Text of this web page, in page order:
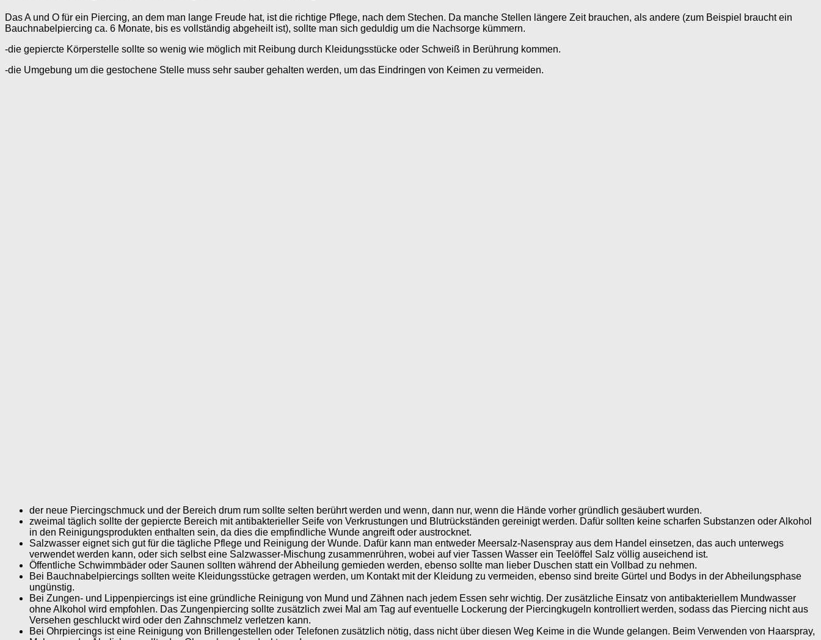
Das A und O für ein Piercing, an dem man lange Freude hat, ist die richtige Pflege, nach dem Stechen. Da manche Stellen längere Zeit brauchen, als andere (zum Beispiel braucht ein
Bauchnabelpiercing ca. 6 Monate, bis es vollständig abgeheilt ist), sollte man sich geduldig um die Nachsorge kümmern.
-die gepiercte Körperstelle sollte so wenig wie möglich mit Reibung durch Kleidungsstücke oder Schweiß in Berührung kommen.
-die Umgebung um die gestochene Stelle muss sehr sauber gehalten werden, um das Eindringen von Keimen zu vermeiden.
der neue Piercingschmuck und der Bereich drum rum sollte selten berührt werden und wenn, dann nur, wenn die Hände vorher gründlich gesäubert wurden.
zweimal täglich sollte der gepiercte Bereich mit antibakterieller Seife von Verkrustungen und Blutrückständen gereinigt werden. Dafür sollten keine scharfen Substanzen oder Alkohol
in den Reinigungsprodukten enthalten sein, da dies die empfindliche Wunde angreift oder austrocknet.
Salzwasser eignet sich gut für die tägliche Pflege und Reinigung der Wunde. Dafür kann man entweder Meersalz-Nasenspray aus dem Handel einsetzen, das auch unterwegs
verwendet werden kann, oder sich selbst eine Salzwasser-Mischung zusammenrühren, wobei auf vier Tassen Wasser ein Teelöffel Salz völlig auseichend ist.
Öffentliche Schwimmbäder oder Saunen sollten während der Abheilung gemieden werden, ebenso sollte man lieber Duschen statt ein Vollbad zu nehmen.
Bei Bauchnabelpiercings sollten weite Kleidungsstücke getragen werden, um Kontakt mit der Kleidung zu vermeiden, ebenso sind breite Gürtel und Bodys in der Abheilungsphase
ungünstig.
Bei Zungen- und Lippenpiercings ist eine gründliche Reinigung von Mund und Zähnen nach jedem Essen sehr wichtig. Der zusätzliche Einsatz von antibakteriellem Mundwasser
ohne Alkohol wird empfohlen. Das Zungenpiercing sollte zusätzlich zwei Mal am Tag auf eventuelle Lockerung der Piercingkugeln kontrolliert werden, sodass das Piercing nicht aus
Versehen geschluckt wird oder den Zahnschmelz verletzen kann.
Bei Ohrpiercings ist eine Reinigung von Brillengestellen oder Telefonen zusätzlich nötig, dass nicht über diesen Weg Keime in die Wunde gelangen. Beim Verwenden von Haarspray,